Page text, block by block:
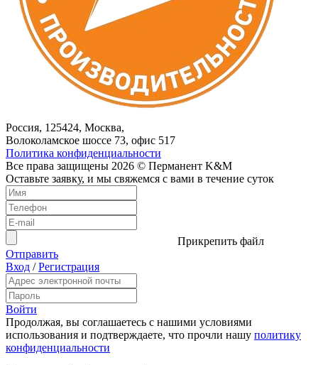
Россия, 125424, Москва,
Волоколамское шоссе 73, офис 517
Политика конфиденциальности
Все права защищены 2026 © Перманент K&M
Оставьте заявку, и мы свяжемся с вами в течение суток
Прикрепить файл
Отправить
Вход /Регистрация
Войти
Продолжая, вы соглашаетесь с нашими условиями
использования и подтверждаете, что прочли нашу политику
конфиденциальности